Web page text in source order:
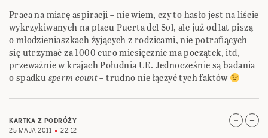
Praca na miarę aspiracji – nie wiem, czy to hasło jest na liście
wykrzykiwanych na placu Puerta del Sol, ale już od lat piszą
o młodzieniaszkach żyjących z rodzicami, nie potrafiących
się utrzymać za 1000 euro miesięcznie ma początek, itd,
przeważnie w krajach Południa UE. Jednocześnie są badania
o spadkusperm count– trudno nie łączyć tych faktów
KARTKA Z PODRÓŻY
25 MAJA 2011
22:12